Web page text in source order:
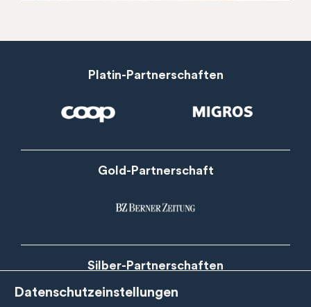
Datenschutzeinstellungen
Platin-Partnerschaften
Gold-Partnerschaft
Silber-Partnerschaften